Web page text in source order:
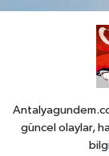
güncel olaylar,